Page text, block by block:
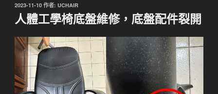
發
於
2023-11-10 作者: UCHAIR
人體工學椅底盤維修，底盤配件裂開